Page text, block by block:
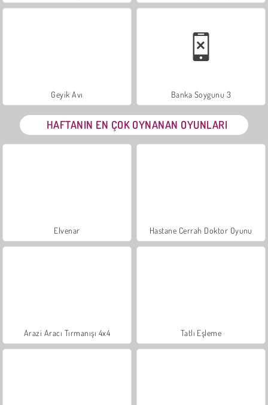
Geyik Avı Banka Soygunu 3
HAFTANIN EN ÇOK OYNANAN OYUNLARI
Elvenar Hastane Cerrah Doktor Oyunu
Arazi Aracı Tırmanışı 4x4 Tatlı Eşleme